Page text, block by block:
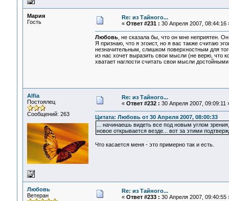
Мария
Гость
Re: из Тайного...
« Ответ #231 : 30 Апреля 2007, 08:44:16
Любовь, не сказала бы, что он мне неприятен.
Я признаю, что я эгоист, но я вас также считаю
незначительным, слишком поверхностным для
из нас хочет выразить свои мысли (не верю, что
хватает наглости считать свои мысли
Alfia
Постоялец
Сообщений: 263
Re: из Тайного...
« Ответ #232 : 30 Апреля 2007, 09:09:11
Цитата: Любовь от 30 Апреля 2007, 08:00:33
... начинаешь видеть все под новым углом
новое открывается везде... вот за этими
Что касается меня - это примерно так и есть.
Любовь
Ветеран
Re: из Тайного...
« Ответ #233 : 30 Апреля 2007, 09:40:55